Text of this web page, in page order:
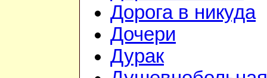
Дорога в никуда
Дочери
Дурак